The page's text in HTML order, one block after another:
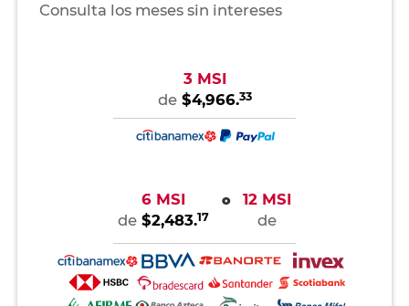
Consulta los meses sin intereses
3 MSI
de $4,966.33
6 MSI
de $2,483.17
o
12 MSI
de